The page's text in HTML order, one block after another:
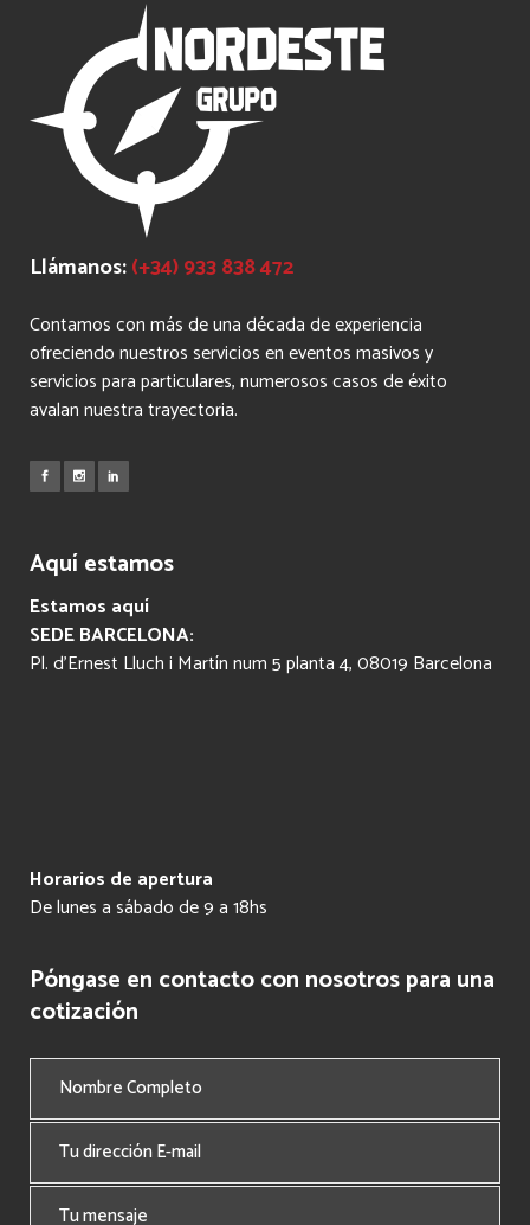
Llámanos:(+34) 933 838 472
Contamos con más de una década de experiencia
ofreciendo nuestros servicios en eventos masivos y
servicios para particulares, numerosos casos de éxito
avalan nuestra trayectoria.
Aquí estamos
Estamos aquí
SEDE BARCELONA:
Pl. d’Ernest Lluch i Martín num 5 planta 4, 08019 Barcelona
Horarios de apertura
De lunes a sábado de 9 a 18hs
Póngase en contacto con nosotros para una
cotización